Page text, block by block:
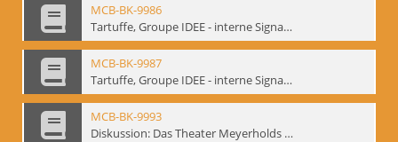
MCB-BK-9986
Tartuffe, Groupe IDEE - interne Signatur: BM-prt-193
MCB-BK-9987
Tartuffe, Groupe IDEE - interne Signatur: BM-prt-194
MCB-BK-9993
Diskussion: Das Theater Meyerholds und die Biomechanik, 18.09.1995 - interne Signatur: BM-prt-200